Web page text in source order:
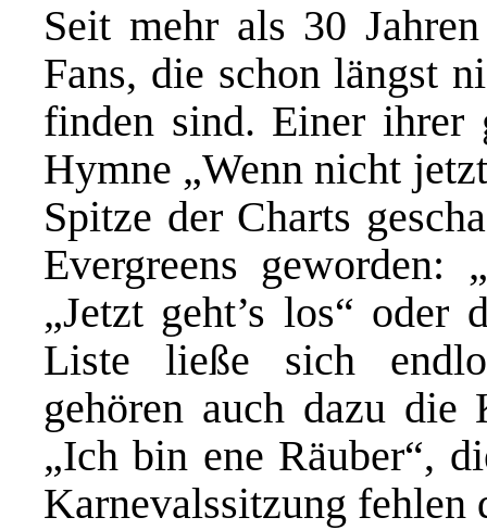
Seit mehr als 30
Fans, die schon längst
finden sind. Einer ihrer
Hymne „Wenn nicht
Spitze der Charts
Evergreens geworden:
„Jetzt geht’s los“
Liste ließe sich
gehören auch dazu die
„Ich bin ene Räuber“,
Karnevalssitzung fehlen